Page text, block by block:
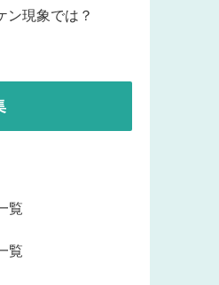
ン現象では？
覧
覧